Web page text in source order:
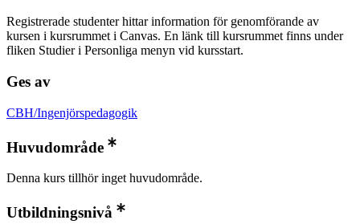
Registrerade studenter hittar information för genomförande av
kursen i kursrummet i Canvas. En länk till kursrummet finns under
fliken Studier i Personliga menyn vid kursstart.
Ges av
CBH/Ingenjörspedagogik
Huvudområde
Denna kurs tillhör inget huvudområde.
Utbildningsnivå